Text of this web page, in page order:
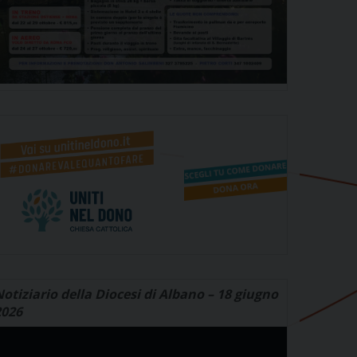
della Diocesi di Albano – 18 giugno